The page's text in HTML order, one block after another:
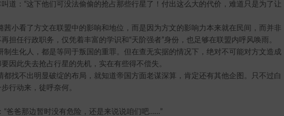
：“这下他们可没法偷偷的抢占那些行星了！付出这么大的代价，难道只是为了让
看了方文在联盟中的影响和地位，而是因为方文的影响力本来就在民间，而并非
担任行政职务，仅凭着丰富的学识和“天阶强者”身份，也足够在联盟内呼风唤雨。
化人，都是等同于叛国的重罪。但在查无实据的情况下，绝对不可能对方文造成
因此失去抢占行星的先机，实在有些得不偿失。
不出明显破绽的布局，就知道帝国方面老谋深算，肯定还有其他企图。只不过白
行动来，徒呼奈何。
爸那边暂时没有危险，还是来说说咱们吧……”